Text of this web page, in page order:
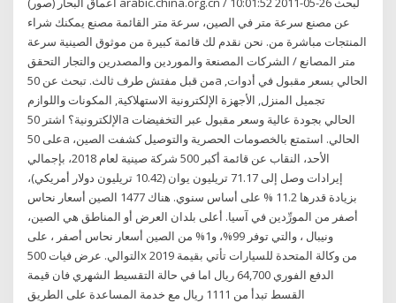
عن مصنع سرعة متر في الصين، سرعة متر القائمة مصنع يمكنك شراء
المنتجات مباشرة من. نحن نقدم لك قائمة كبيرة من موثوق الصينية سرعة
متر المصانع / الشركات المصنعة والموردين والمصدرين والتجار التحقق
من قبل مفتش طرف ثالث. تبحث عن 50a الحالي بسعر مقبول في أدوات,
تجميل المنزل, الأجهزة الإلكترونية الاستهلاكية, المكونات واللوازم
الإلكترونية؟ اشتر 50a الحالي بجودة عالية وسعر مقبول عبر التخفيضات
على 50a الحالي. استمتع بالخصومات الحصرية والتوصيل كشفت الصين،
الأحد، النقاب عن قائمة أكبر 500 شركة صينية لعام 2018، بإجمالي
إيرادات وصل إلى 71.17 تريليون يوان (10.42 تريليون دولار أمريكي)،
بزيادة قدرها 11.2 % على أساس سنوي. هناك 1477 الصين أسعار نحاس
أصفر من المورِّدين في آسيا. أعلى بلدان العرض أو المناطق هي الصين،
ونيبال ، والتي توفر 99%، و1% من الصين أسعار نحاس أصفر ، على
التوالي. عرض فيات 500x 2019 من وكالة المتحدة للسيارات تأتي بقيمة
الدفع الفوري 64,700 ريال اما في حالة التقسيط الشهري فان قيمة
القسط تبدأ من 1111 ريال مع خدمة المساعدة على الطريق